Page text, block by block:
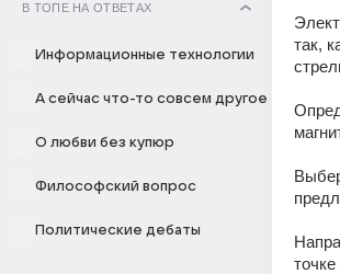
В ТОПЕ НА ОТВЕТАХ
Информационные технологии
А сейчас что-то совсем другое
О любви без купюр
Философский вопрос
Политические дебаты
так,